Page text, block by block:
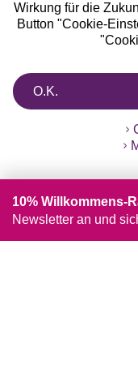
Wirkung für die
Button "Cookie-
O.K.
10% Willkommens-
Newsletter an und